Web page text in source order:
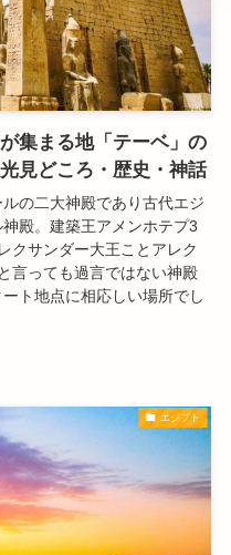
集まる地「テーベ」の
見どころ・歴史・神話
の二大神殿であり古代エジ
殿。建築王アメンホテプ3
クサンダー大王ことアレク
言っても過言ではない神殿
ト地点に相応しい場所でし
エジプト